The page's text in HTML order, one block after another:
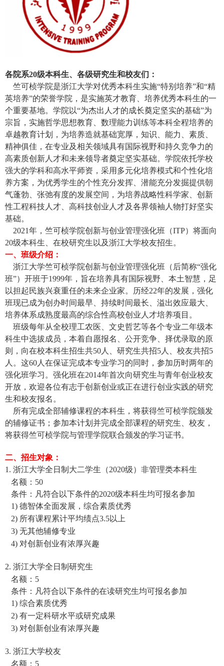
各院系20级本科生、各级研究生和校友们：
竺可桢学院是浙江大学对优秀本科生实施“特别培养”和“精
英培养”的荣誉学院，是实施英才教育、培养优秀本科生的一
个重要基地。学院以“为杰出人才的成长奠定坚实的基础”为
宗旨，实施哲学思想教育、数理能力训练等本科全程培养的
卓越教育计划，为培养造就基础宽厚，知识、能力、素质、
精神俱佳，在专业及相关领域具有国际视野和持久竞争力的
高素质创新人才和未来领导者奠定坚实基础。学院依托学校
强大的学科和高水平师资，采用多元化培养模式和个性化培
养方案，为优秀学生的个性充分发挥、潜能充分发掘提供朝
气蓬勃、张弛有度的发展空间，为培养战略性科学家、创新
性工程科技人才、高科技创业人才及各界领袖人物打好坚实
基础。
2021年，竺可桢学院创新与创业管理强化班（ITP）将面向
20级本科生、在校研究生以及浙江大学校友招生。
一、班级介绍：
浙江大学竺可桢学院创新与创业管理强化班（后简称“强化
班”）开班于1999年，旨在培养具有国际视野、本土智慧，足
以担起民族兴衰重任的未来企业家。历经22年的发展，强化
班现已成为创办时间最早、持续时间最长、溢出效应最大、
培养体系成熟度最高的综合性高校创业人才培养项目。
班级每年从全校理工农医、文史哲艺等各个专业二年级本
科生中选拔成员，本着自愿报名、公开竞争、择优录取的原
则，向在校本科生招生共50 人、研究生共招5 人、校友共招5
人。这60 人在保证完成本专业学习的同时，参加历时两年的
强化班学习。强化班在2014年首次向研究生与青年创业校友
开放，欢迎各位有志于创新创业或正在进行创业实践的研究
生和校友报名。
所有完成全部辅修课程的本科生，将获得竺可桢学院颁发
的辅修证书；参加本计划并完成全部课程的研究生、校友，
将获得竺可桢学院与管理学院联合颁发的学习证书。
二、招生对象：
1. 浙江大学全日制大二学生（2020级）非管理类本科生
名额： 50
条件：凡符合以下条件的2020级本科生均可报名参加
1) 德智体全面发展，综合素质优秀
2) 所有课程累计平均绩点3.5以上
3) 无其他辅修专业
4) 对创新创业有浓厚兴趣
2. 浙江大学全日制研究生
名额： 5
条件：凡符合以下条件的在读研究生均可报名参加
1) 综合素质优秀
2) 有一定科研水平或研究成果
3) 对创新创业有浓厚兴趣
3. 浙江大学校友
名额： 5